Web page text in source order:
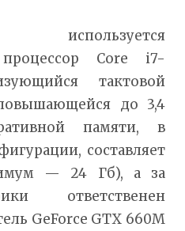
Core i7-
тактовой
до 3,4
памяти, в
составляет
— 24 Гб), а за
ответственен
GeForce GTX 660M